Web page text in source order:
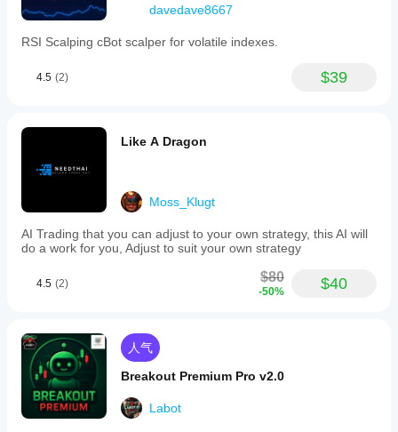
自己
境中
机器
使用
davedave8667
RSI Scalping cBot scalper for volatile indexes.
4.5 (2) $39
Like A Dragon
Moss_Klugt
AI Trading that you can adjust to your own strategy, this AI will
do a work for you, Adjust to suit your own strategy
4.5 (2) $80
-50% $40
人气
Breakout Premium Pro v2.0
Labot